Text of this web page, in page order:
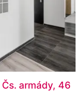
armády, 46